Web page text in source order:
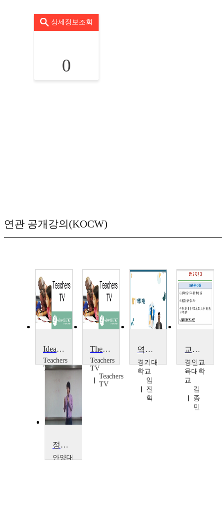
상세정보조회
0
연관 공개강의(KOCW)
Ideas from the Box: Restorative Justice and Self-Evaluation
Teachers
TV
TV
The Evaluation
Teachers
TV
Teachers
TV
역량개발과 역량평가의 이해와 활용
경기대
학교
임
진
혁
교육평가
경인교
육대학
교
김
종
민
정책분석평가론
안양대